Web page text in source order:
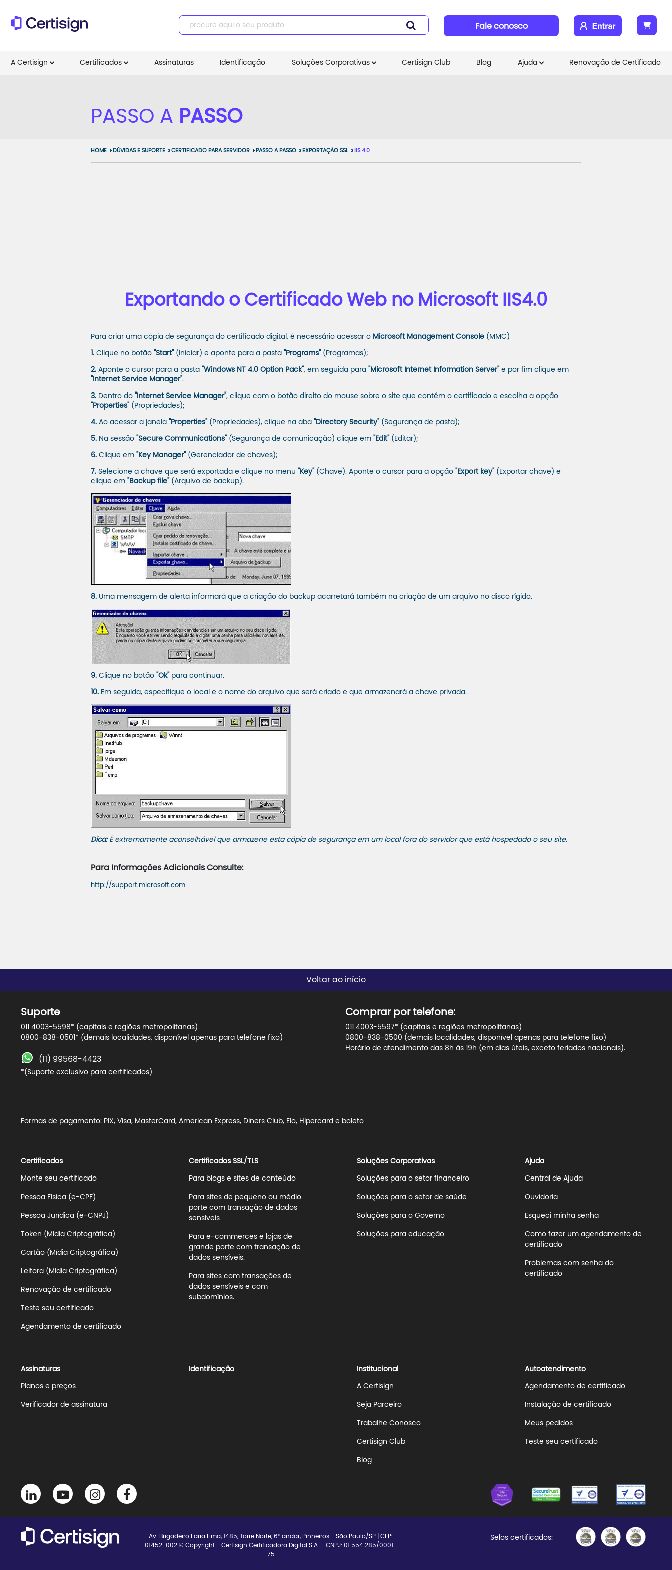
Fale conosco
A Certisign Certificados Assinaturas Identificação Soluções Corporativas Certisign Club Blog Ajuda Renovação de Certificado
PASSO A PASSO
HOME DÚVIDAS E SUPORTE CERTIFICADO PARA SERVIDOR PASSO A PASSO EXPORTAÇÃO SSL IIS 4.0
Exportando o Certificado Web no Microsoft IIS4.0
Para criar uma cópia de segurança do certificado digital, é necessário acessar o Microsoft Management Console (MMC)
1. Clique no botão "Start" (Iniciar) e aponte para a pasta "Programs" (Programas);
2. Aponte o cursor para a pasta "Windows NT 4.0 Option Pack" , em seguida para "Microsoft Internet Information Server" e por fim clique em
"Internet Service Manager" .
3. Dentro do "Internet Service Manager" , clique com o botão direito do mouse sobre o site que contém o certificado e escolha a opção
"Properties" (Propriedades);
4. Ao acessar a janela "Properties" (Propriedades), clique na aba "Directory Security" (Segurança de pasta);
5. Na sessão "Secure Communications" (Segurança de comunicação) clique em "Edit" (Editar);
6. Clique em "Key Manager" (Gerenciador de chaves);
7. Selecione a chave que será exportada e clique no menu "Key" (Chave). Aponte o cursor para a opção "Export key" (Exportar chave) e
clique em
"Backup file" (Arquivo de backup).
8. Uma mensagem de alerta informará que a criação do backup acarretará também na criação de um arquivo no disco rígido.
9. Clique no botão "Ok" para continuar.
10. Em seguida, especifique o local e o nome do arquivo que será criado e que armazenará a chave privada.
Dica:É extremamente aconselhável que armazene esta cópia de segurança em um local fora do servidor que está hospedado o seu site.
Para Informações Adicionais Consulte:
http://support.microsoft.com
Voltar ao início
Suporte
011 4003-5598* (capitais e regiões metropolitanas)
0800-838-0501* (demais localidades, disponível apenas para telefone fixo)
(11) 99568-4423
*(Suporte exclusivo para certificados)
Comprar por telefone:
011 4003-5597* (capitais e regiões metropolitanas)
0800-838-0500 (demais localidades, disponível apenas para telefone fixo)
Horário de atendimento das 8h às 19h (em dias úteis, exceto feriados nacionais).
Formas de pagamento: PIX, Visa, MasterCard, American Express, Diners Club, Elo, Hipercard e boleto
Certificados
Monte seu certificado
Pessoa Física (e-CPF)
Pessoa Jurídica (e-CNPJ)
Token (Mídia Criptográfica)
Cartão (Mídia Criptográfica)
Leitora (Mídia Criptográfica)
Renovação de certificado
Teste seu certificado
Agendamento de certificado
Certificados SSL/TLS
Para blogs e sites de conteúdo
Para sites de pequeno ou médio
porte com transação de dados
sensíveis
Para e-commerces e lojas de
grande porte com transação de
dados sensíveis.
Para sites com transações de
dados sensíveis e com
subdomínios.
Soluções Corporativas
Soluções para o setor financeiro
Soluções para o setor de saúde
Soluções para o Governo
Soluções para educação
Ajuda
Central de Ajuda
Ouvidoria
Esqueci minha senha
Como fazer um agendamento de
certificado
Problemas com senha do
certificado
Assinaturas
Planos e preços
Verificador de assinatura
Identificação Institucional
A Certisign
Seja Parceiro
Trabalhe Conosco
Certisign Club
Blog
Autoatendimento
Agendamento de certificado
Instalação de certificado
Meus pedidos
Teste seu certificado
Av. Brigadeiro Faria Lima, 1485, Torre Norte, 6º andar, Pinheiros - São Paulo/SP | CEP:
01452-002 © Copyright - Certisign Certificadora Digital S.A. - CNPJ: 01.554.285/0001-
75
Selos certificados: